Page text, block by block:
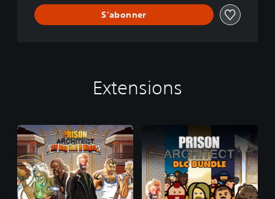
E
d
i
t
i
o
n
S'abonner
Extensions